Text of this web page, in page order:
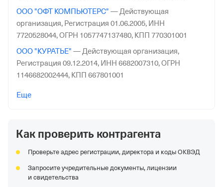
ООО "ОФТ КОМПЬЮТЕРС" — Действующая
организация, Регистрация 01.06.2005, ИНН
7720528044,ОГРН 1057747137480, КПП 770301001
ООО "КУРАТЬЕ" — Действующая организация,
Регистрация 09.12.2014, ИНН 6682007310,ОГРН
1146682002444, КПП 667801001
ООО "Ишимский Мясокомбинат"
ООО "Мяско"—Действующая организация,
1169658084452,КПП 668501001
АО "ЕНИСЕЙАГРОСОЮЗ"—Действующая
организация,
Еще
Как проверить контрагента
Проверьте адрес регистрации, директора и коды ОКВЭД
Запросите учредительные документы, лицензии
и свидетельства